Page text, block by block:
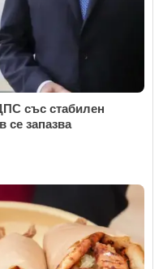
със стабилен
се запазва